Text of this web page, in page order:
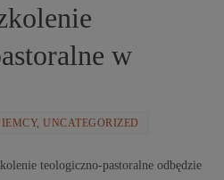
w
,UNCATEGORIZED
teologiczno-pastoralne odbędzie